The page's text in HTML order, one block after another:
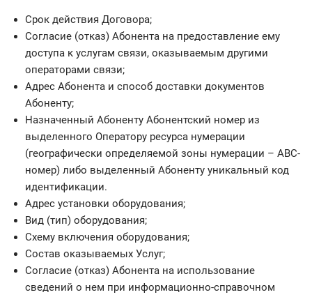
Срок действия Договора;
Согласие (отказ) Абонента на предоставление ему
доступа к услугам связи, оказываемым другими
операторами связи;
Адрес Абонента и способ доставки документов
Абоненту;
Назначенный Абоненту Абонентский номер из
выделенного Оператору ресурса нумерации
(географически определяемой зоны нумерации – АВС-
номер) либо выделенный Абоненту уникальный код
идентификации.
Адрес установки оборудования;
Вид (тип) оборудования;
Схему включения оборудования;
Состав оказываемых Услуг;
Согласие (отказ) Абонента на использование
сведений о нем при информационно-справочном